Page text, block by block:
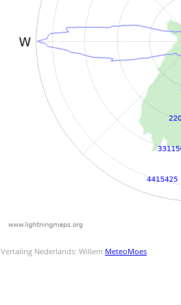
Vertaling Nederlands: Willem MeteoMoes